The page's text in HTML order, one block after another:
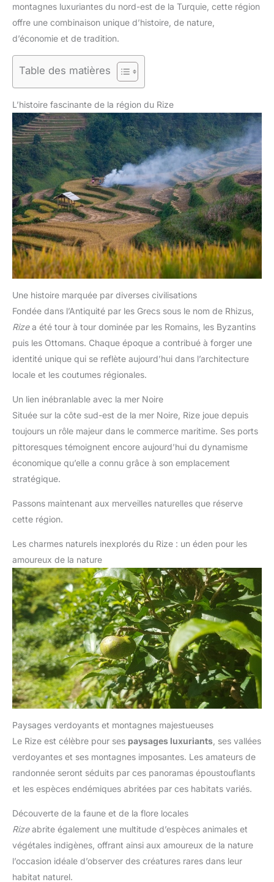
montagnes luxuriantes du nord-est de la Turquie, cette région
offre une combinaison unique d’histoire, de nature,
d’économie et de tradition.
Table des matières
L’histoire fascinante de la région du Rize
Une histoire marquée par diverses civilisations
Fondée dans l’Antiquité par les Grecs sous le nom de Rhizus,
Rizea été tour à tour dominée par les Romains, les Byzantins
puis les Ottomans. Chaque époque a contribué à forger une
identité unique qui se reflète aujourd’hui dans l’architecture
locale et les coutumes régionales.
Un lien inébranlable avec la mer Noire
Située sur la côte sud-est de la mer Noire, Rize joue depuis
toujours un rôle majeur dans le commerce maritime. Ses ports
pittoresques témoignent encore aujourd’hui du dynamisme
économique qu’elle a connu grâce à son emplacement
stratégique.
Passons maintenant aux merveilles naturelles que réserve
cette région.
Les charmes naturels inexplorés du Rize : un éden pour les
amoureux de la nature
Paysages verdoyants et montagnes majestueuses
Le Rize est célèbre pour ses paysages luxuriants , ses vallées
verdoyantes et ses montagnes imposantes. Les amateurs de
randonnée seront séduits par ces panoramas époustouflants
et les espèces endémiques abritées par ces habitats variés.
Découverte de la faune et de la flore locales
Rizeabrite également une multitude d’espèces animales et
végétales indigènes, offrant ainsi aux amoureux de la nature
l’occasion idéale d’observer des créatures rares dans leur
habitat naturel.